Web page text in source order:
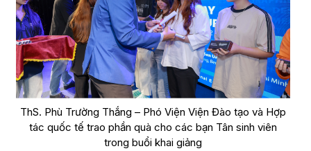
ThS. Phù Trường Thắng – Phó Viện Viện Đào tạo và Hợp
tác quốc tế trao phần quà cho các bạn Tân sinh viên
trong buổi khai giảng